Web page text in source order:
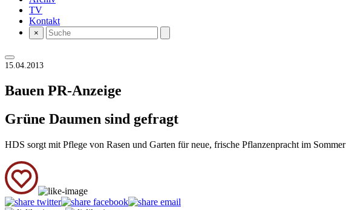
TV
Kontakt
×
15.04.2013
Bauen PR-Anzeige
Grüne Daumen sind gefragt
HDS sorgt mit Pflege von Rasen und Garten für neue, frische Pflanzenpracht im Sommer